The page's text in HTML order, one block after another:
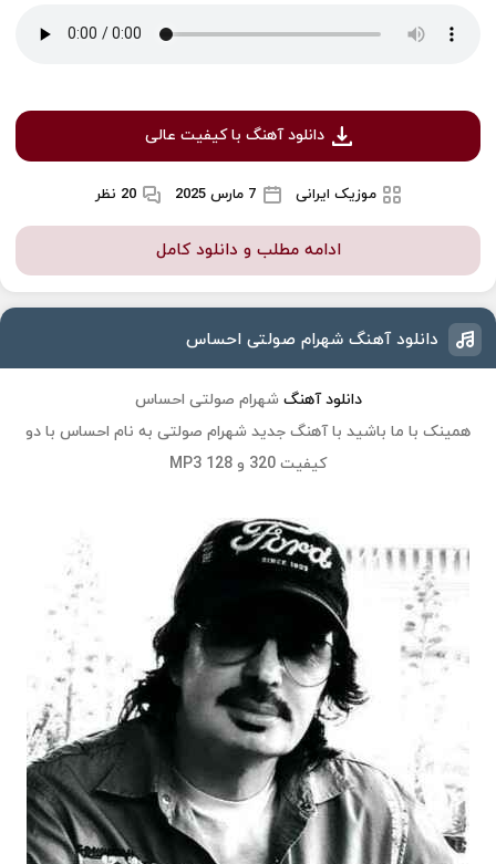
دانلود آهنگ با کیفیت عالی
موزیک ایرانی 7 مارس 2025 20 نظر
ادامه مطلب و دانلود کامل
دانلود آهنگ شهرام صولتی احساس
دانلود آهنگشهرام صولتی احساس
همینک با ما باشید با آهنگ جدید شهرام صولتی به نام احساس با دو
کیفیت 320 و 128 MP3